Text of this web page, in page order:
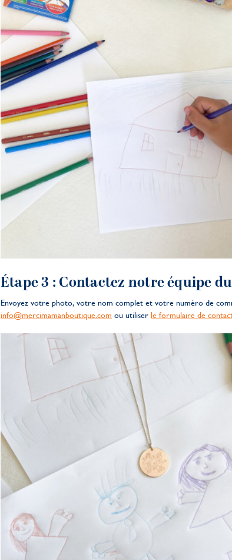
Étape 3 : Contactez notre équipe
Envoyez votre photo, votre nom complet et votre numéro de
info@mercimamanboutique.com ou utiliser le formulaire de